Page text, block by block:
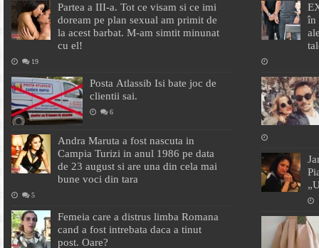
Partea a III-a. Tot ce visam si ce imi
doream pe plan sexual am primit de
la acest barbat. M-am simtit minunat
cu el!
19
Posta Atlassib Isi bate joc de
clientii sai.
6
Andra Maruta a fost nascuta in
Campia Turizi in anul 1986 pe data
de 23 august si are una din cela mai
bune voci din tara
5
Femeia care a distrus limba Romana
cand a fost intrebata daca a tinut
post. Oare?
în